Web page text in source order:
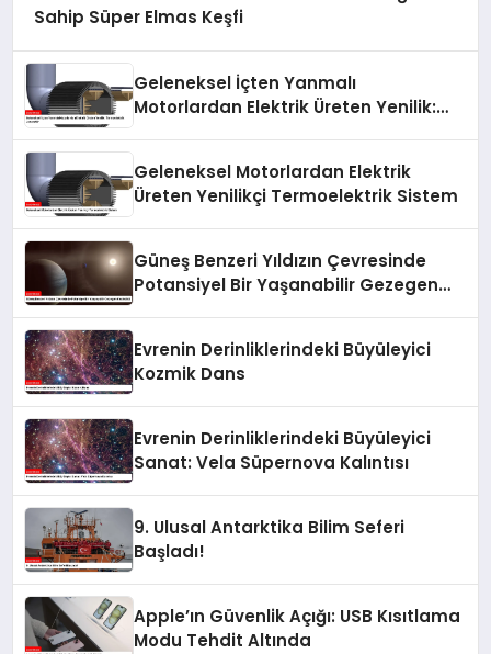
Sahip Süper Elmas Keşfi
Geleneksel İçten Yanmalı
Motorlardan Elektrik Üreten Yenilik:
Geleneksel Motorlardan Elektrik
Üreten Yenilikçi Termoelektrik Sistem
Güneş Benzeri Yıldızın Çevresinde
Potansiyel Bir Yaşanabilir Gezegen
Evrenin Derinliklerindeki Büyüleyici
Kozmik Dans
Evrenin Derinliklerindeki Büyüleyici
Sanat: Vela Süpernova Kalıntısı
9. Ulusal Antarktika Bilim Seferi
Başladı!
Apple’ın Güvenlik Açığı: USB Kısıtlama
Modu Tehdit Altında